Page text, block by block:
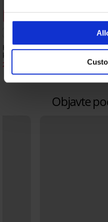
Hrejivý župan Moreno Night
kapucňou
27,59 €
Objavte